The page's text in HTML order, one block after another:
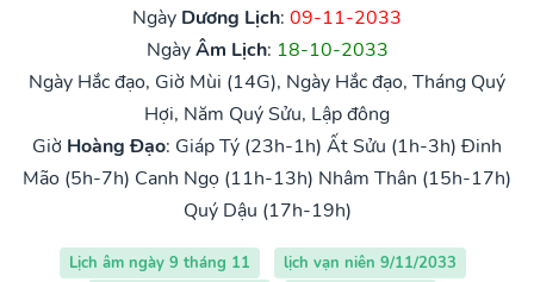
Ngày Dương Lịch: 09-11-2033
NgàyÂm Lịch: 18-10-2033
Ngày Hắc đạo, Giờ Mùi (14G), Ngày Hắc đạo, Tháng Quý
Hợi, Năm Quý Sửu, Lập đông
Giờ Hoàng Đạo: Giáp Tý (23h-1h) Ất Sửu (1h-3h) Đinh
Mão (5h-7h) Canh Ngọ (11h-13h) Nhâm Thân (15h-17h)
Quý Dậu (17h-19h)
Lịch âm ngày 9 tháng 11
lịch vạn niên 9/11/2033